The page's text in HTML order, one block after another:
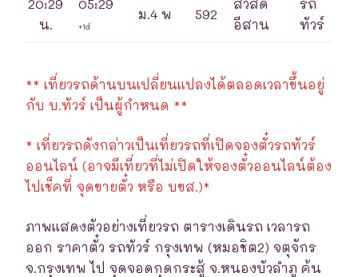
น.
+1d
ม.4 พ 592
อีสาน
ทัวร์
** เที่ยวรถด้านบนเปลี่ยนแปลงได้ตลอดเวลาขึ้นอยู่
กับ บ.ทัวร์ เป็นผู้กำหนด **
* เที่ยวรถดังกล่าวเป็นเที่ยวรถที่เปิดจองตั๋วรถทัวร์
ออนไลน์ (อาจมีเที่ยวที่ไม่เปิดให้จองตั๋วออนไลน์ต้อง
ไปเช็คที่ จุดขายตั๋ว หรือ บขส.)*
ภาพแสดงตัวอย่างเที่ยวรถ ตารางเดินรถ เวลารถ
ออก ราคาตั๋ว รถทัวร์ กรุงเทพ (หมอชิต2) จตุจักร
จ.กรุงเทพ ไป จุดจอดกุดกระสู้ จ.หนองบัวลำภู ค้น